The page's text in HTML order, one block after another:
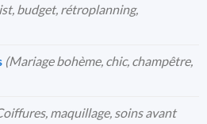
budget, rétroplanning,
(Mariage bohème, chic, champêtre,
maquillage, soins avant